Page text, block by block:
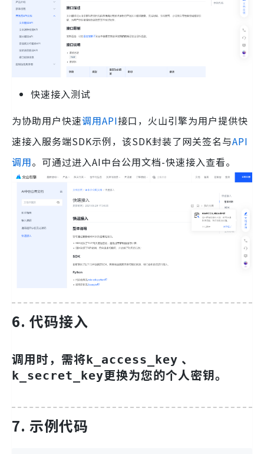
快速接入测试
为协助用户快速调用API接口，火山引擎为用户提供快
速接入服务端SDK示例，该SDK封装了网关签名与API
调用。可通过进入AI中台公用文档-快速接入查看。
6. 代码接入
调用时，需将k_access_key 、
k_secret_key更换为您的个人密钥。
7. 示例代码